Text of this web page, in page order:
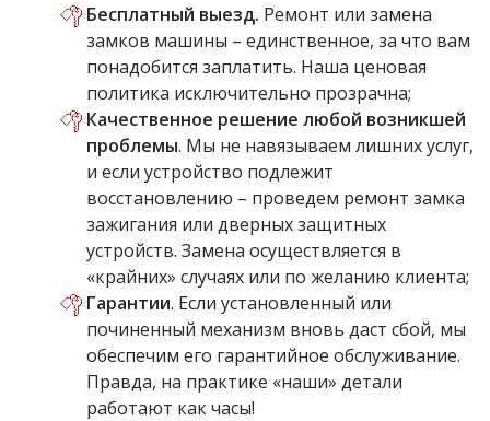
Бесплатный выезд. Ремонт или замена
замков машины – единственное, за что вам
понадобится заплатить. Наша ценовая
политика исключительно прозрачна;
Качественное решение любой возникшей
проблемы. Мы не навязываем лишних услуг,
и если устройство подлежит
восстановлению – проведем ремонт замка
зажигания или дверных защитных
устройств. Замена осуществляется в
«крайних» случаях или по желанию клиента;
Гарантии. Если установленный или
починенный механизм вновь даст сбой, мы
обеспечим его гарантийное обслуживание.
Правда, на практике «наши» детали
работают как часы!